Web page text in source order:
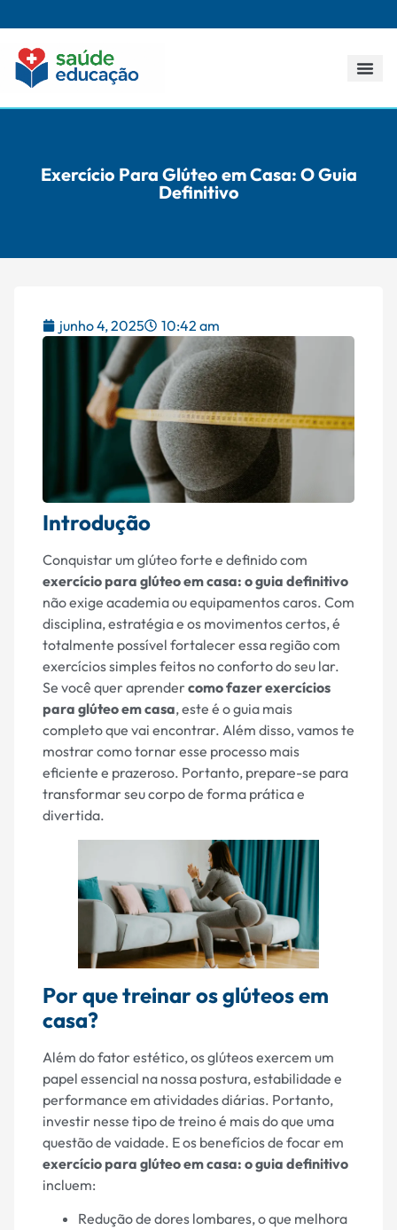
Exercício Para Glúteo em Casa: O Guia
Definitivo
junho 4, 2025 10:42 am
Introdução
Conquistar um glúteo forte e definido com
exercício para glúteo em casa: o guia definitivo
não exige academia ou equipamentos caros. Com
disciplina, estratégia e os movimentos certos, é
totalmente possível fortalecer essa região com
exercícios simples feitos no conforto do seu lar.
Se você quer aprendercomo fazer exercícios
para glúteo em casa, este é o guia mais
completo que vai encontrar. Além disso, vamos te
mostrar como tornar esse processo mais
eficiente e prazeroso. Portanto, prepare-se para
transformar seu corpo de forma prática e
divertida.
Por que treinar os glúteos em
casa?
Além do fator estético, os glúteos exercem um
papel essencial na nossa postura, estabilidade e
performance em atividades diárias. Portanto,
investir nesse tipo de treino é mais do que uma
questão de vaidade. E os benefícios de focar em
exercício para glúteo em casa: o guia definitivo
incluem:
Redução de dores lombares, o que melhora